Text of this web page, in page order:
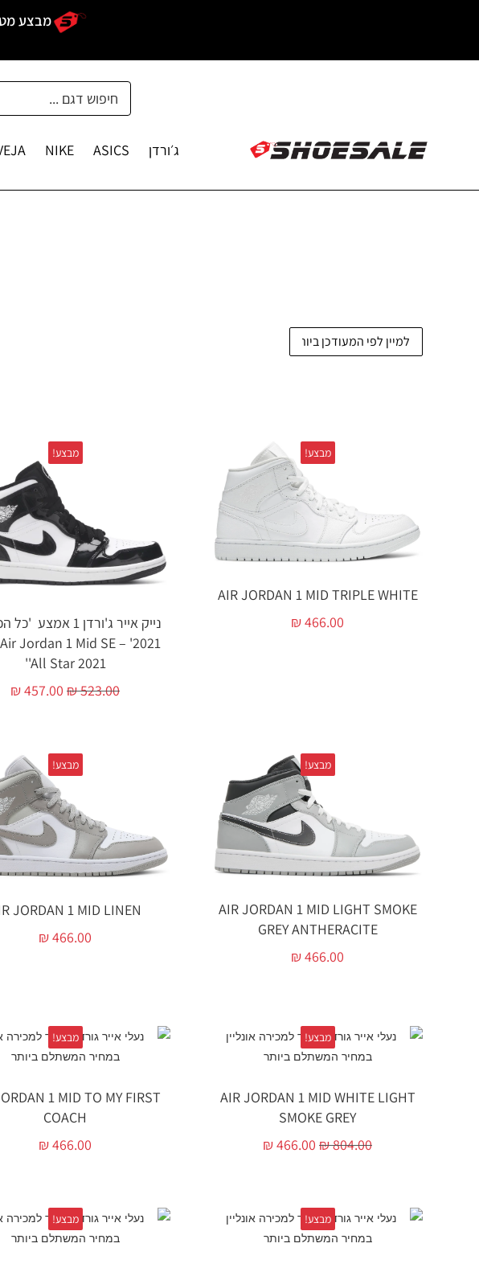
מבצע מטורף ל-2026
ג׳ורדן ASICS
NIKE
מבצע!
AIR JORDAN 1 MID TRIPLE WHITE
₪466.00
מבצע!
נייק אייר ג'ורדן 1
Nike Air Jordan 1 Mid SE
'All Star 2021'
₪523.00
₪457.00
מבצע!
AIR JORDAN 1 MID LIGHT SMOKE
GREY ANTHERACITE
₪466.00
מבצע!
JORDAN 1 MID LINEN
₪466.00
מבצע!
AIR JORDAN 1 MID WHITE LIGHT
SMOKE GREY
₪804.00
₪466.00
מבצע!
1 MID TO MY FIRST
COACH
₪466.00
מבצע! מבצע!